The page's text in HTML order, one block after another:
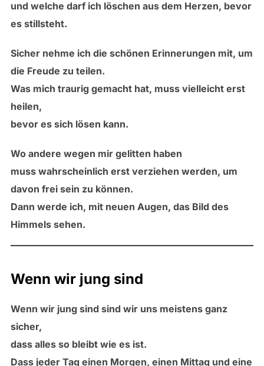
und welche darf ich löschen aus dem Herzen, bevor
es stillsteht.
Sicher nehme ich die schönen Erinnerungen mit, um
die Freude zu teilen.
Was mich traurig gemacht hat, muss vielleicht erst
heilen,
bevor es sich lösen kann.
Wo andere wegen mir gelitten haben
muss wahrscheinlich erst verziehen werden, um
davon frei sein zu können.
Dann werde ich, mit neuen Augen, das Bild des
Himmels sehen.
Wenn wir jung sind
Wenn wir jung sind sind wir uns meistens ganz
sicher,
dass alles so bleibt wie es ist.
Dass jeder Tag einen Morgen, einen Mittag und eine